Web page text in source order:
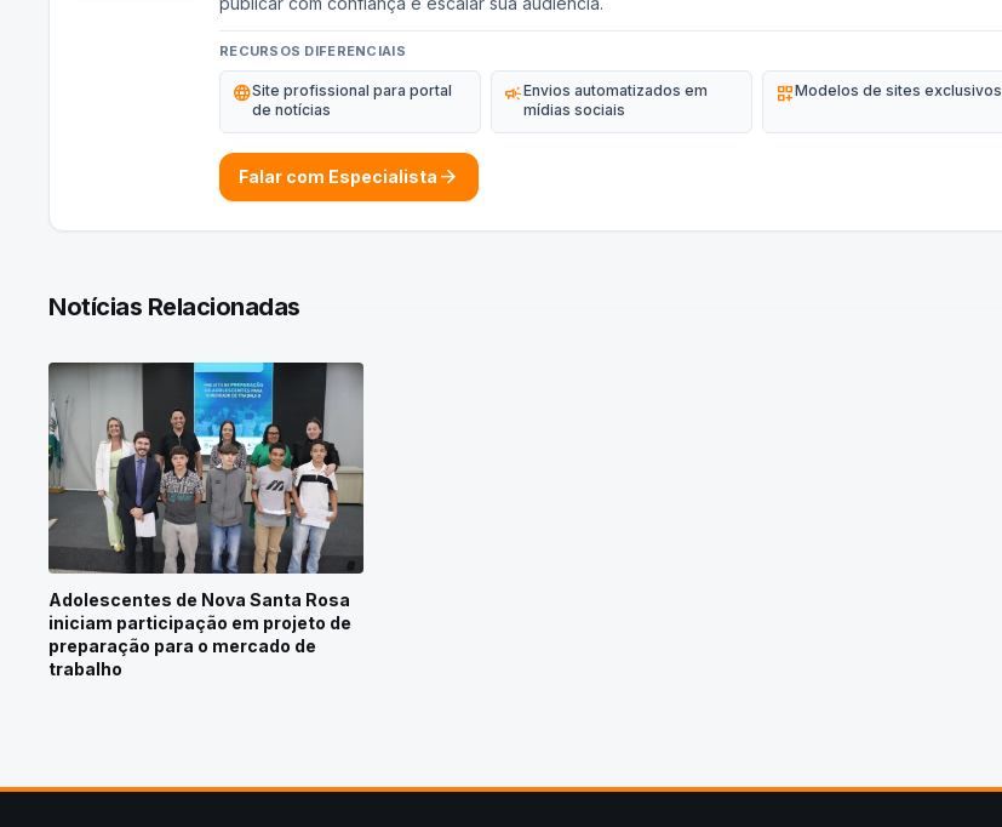
RECURSOS DIFERENCIAIS
languageSite profissional para portal
de notícias
campaignEnvios automatizados em
mídias sociais
dashboard_customizeModelos de sites exclusivos
Falar com Especialista arrow_forward
Notícias Relacionadas
Adolescentes de Nova Santa Rosa
iniciam participação em projeto de
preparação para o mercado de
trabalho